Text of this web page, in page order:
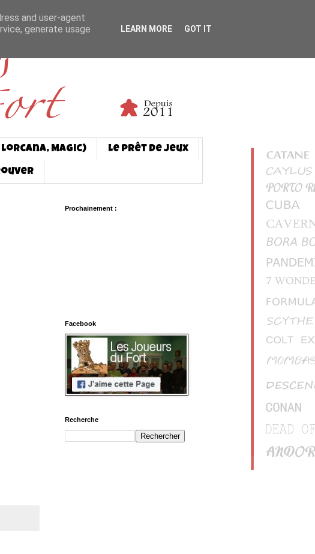
Lorcana, Magic) Le prêt de jeux
Prochainement :
Facebook
Recherche
and user-agent
generate usage
LEARN MORE GOT IT